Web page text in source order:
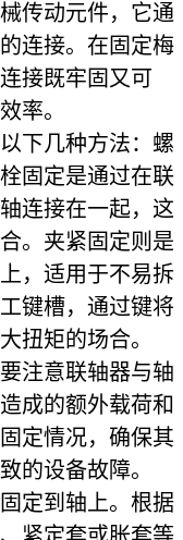
传动元件，它通
连接。在固定梅
接既牢固又可
率。
下几种方法：螺
固定是通过在联
连接在一起，这
。夹紧固定则是
，适用于不易拆
键槽，通过键将
扭矩的场合。
注意联轴器与轴
成的额外载荷和
定情况，确保其
的设备故障。
定到轴上。根据